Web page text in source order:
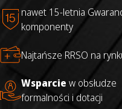
nawet 15-letnia
komponenty
Najtańsze RRSO na
Wsparcie w obsłudze
formalności i dotacji